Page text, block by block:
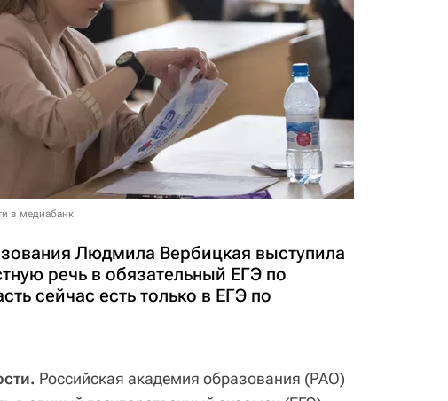
в медиабанк
Людмила Вербицкая выступила
речь в обязательный ЕГЭ по
сейчас есть только в ЕГЭ по
Российская академия образования (РАО)